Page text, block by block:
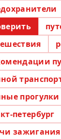
прогулки
петербург
зажигания